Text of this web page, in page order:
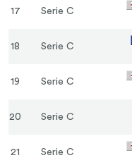
17 Serie C
18 Serie C
19 Serie C
20 Serie C
21 Serie C